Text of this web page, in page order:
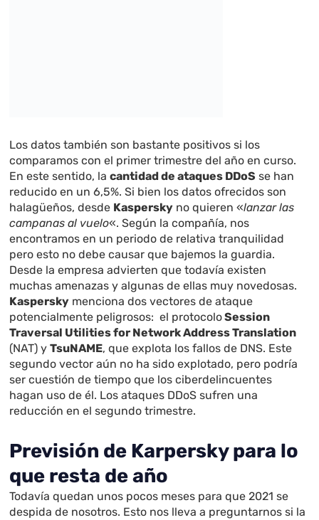
Los datos también son bastante positivos si los
comparamos con el primer trimestre del año en curso.
En este sentido, lacantidad de ataques DDoS se han
reducido en un 6,5%. Si bien los datos ofrecidos son
halagüeños, desde Kaspersky no quieren «lanzar las
campanas al vuelo«. Según la compañía, nos
encontramos en un periodo de relativa tranquilidad
pero esto no debe causar que bajemos la guardia.
Desde la empresa advierten que todavía existen
muchas amenazas y algunas de ellas muy novedosas.
Kaspersky menciona dos vectores de ataque
potencialmente peligrosos: el protocoloSession
Traversal Utilities for Network Address Translation
(NAT) yTsuNAME, que explota los fallos de DNS. Este
segundo vector aún no ha sido explotado, pero podría
ser cuestión de tiempo que los ciberdelincuentes
hagan uso de él. Los ataques DDoS sufren una
reducción en el segundo trimestre.
Previsión de Karpersky para lo
que resta de año
Todavía quedan unos pocos meses para que 2021 se
despida de nosotros. Esto nos lleva a preguntarnos si la